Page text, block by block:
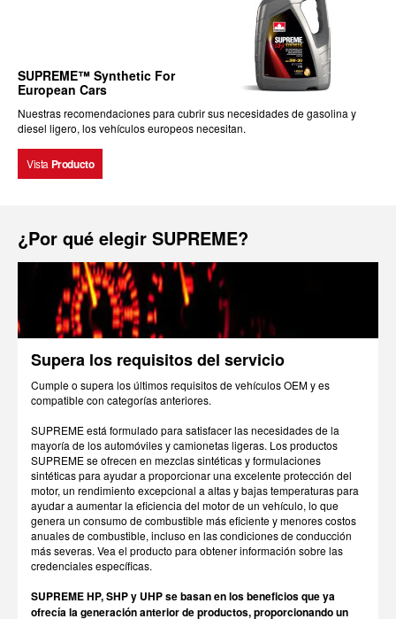
SUPREME™ Synthetic For
European Cars
Nuestras recomendaciones para cubrir sus necesidades de gasolina y
diesel ligero, los vehículos europeos necesitan.
Vista Producto
¿Por qué elegir SUPREME?
Supera los requisitos del servicio
Cumple o supera los últimos requisitos de vehículos OEM y es
compatible con categorías anteriores.
SUPREME está formulado para satisfacer las necesidades de la
mayoría de los automóviles y camionetas ligeras. Los productos
SUPREME se ofrecen en mezclas sintéticas y formulaciones
sintéticas para ayudar a proporcionar una excelente protección del
motor, un rendimiento excepcional a altas y bajas temperaturas para
ayudar a aumentar la eficiencia del motor de un vehículo, lo que
genera un consumo de combustible más eficiente y menores costos
anuales de combustible, incluso en las condiciones de conducción
más severas. Vea el producto para obtener información sobre las
credenciales específicas.
SUPREME HP, SHP y UHP se basan en los beneficios que ya
ofrecía la generación anterior de productos, proporcionando un